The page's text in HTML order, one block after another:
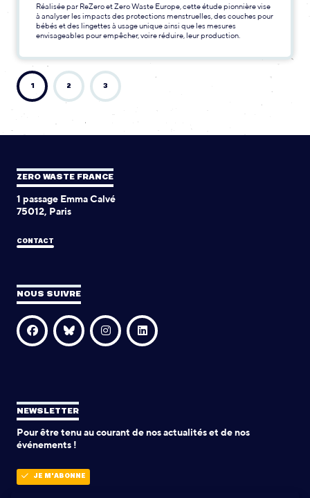
Réalisée par ReZero et Zero Waste Europe, cette étude pionnière vise
à analyser les impacts des protections menstruelles, des couches pour
bébés et des lingettes à usage unique ainsi que les mesures
envisageables pour empêcher, voire réduire, leur production.
1 2 3
ZERO WASTE FRANCE
1 passage Emma Calvé
75012, Paris
CONTACT
NOUS SUIVRE
NEWSLETTER
Pour être tenu au courant de nos actualités et de nos
événements !
JE M'ABONNE